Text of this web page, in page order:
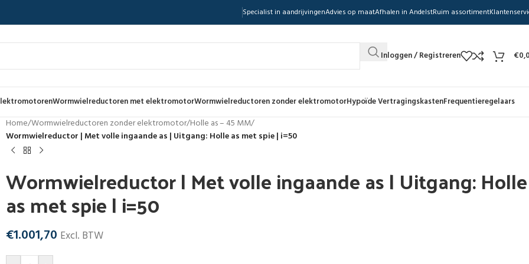
Specialist in aandrijvingenAdvies op maatAfhalen in AndelstRuim assortiment
Inloggen / Registreren €
Wormwielreductoren met elektromotorWormwielreductoren zonder elektromotorHypoïde VertragingskastenFrequentieregelaars
Home/Wormwielreductoren zonder elektromotor/Holle as – 45 MM/
Wormwielreductor | Met volle ingaande as | Uitgang: Holle as met spie | i=50
Wormwielreductor | Met volle ingaande as | Uitgang: Holle
as met spie | i=50
€1.001,70 Excl. BTW